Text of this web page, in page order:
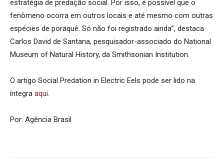
estratégia de predação social. Por isso, é possível que o
fenômeno ocorra em outros locais e até mesmo com outras
espécies de poraquê. Só não foi registrado ainda”, destaca
Carlos David de Santana, pesquisador-associado do National
Museum of Natural History, da Smithsonian Institution.
O artigo Social Predation in Electric Eels pode ser lido na
íntegra aqui.
Por: Agência Brasil